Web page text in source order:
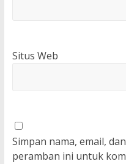
Situs Web
Simpan nama, email,
peramban ini untuk